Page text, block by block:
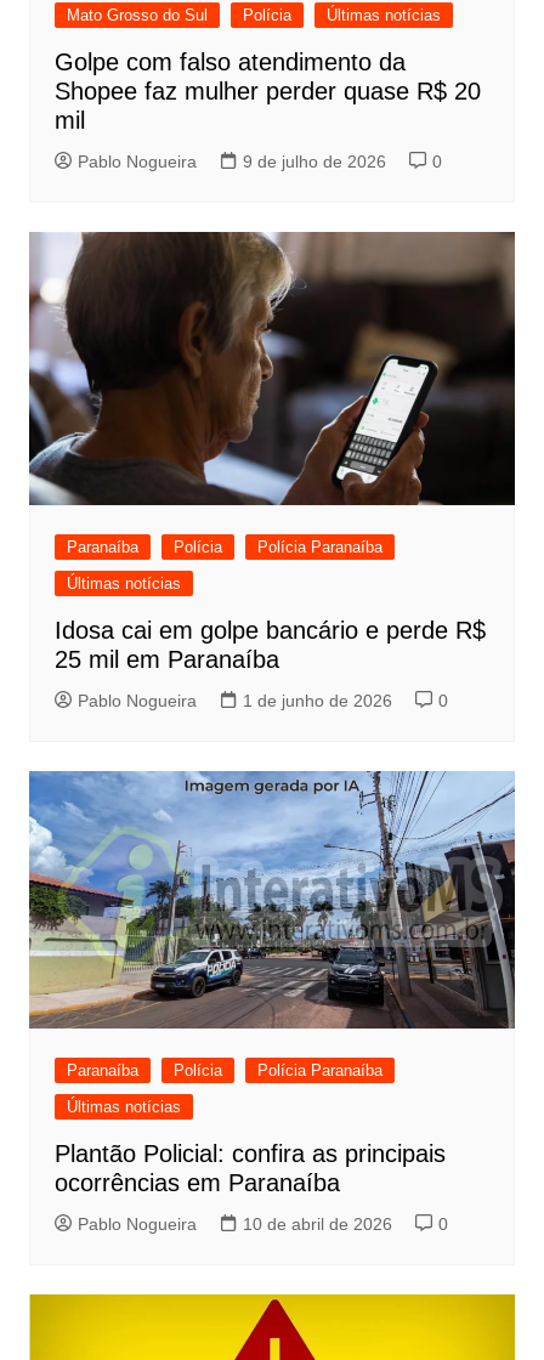
Mato Grosso do Sul Polícia Últimas notícias
Golpe com falso atendimento da
Shopee faz mulher perder quase R$ 20
mil
Pablo Nogueira 9 de julho de 2026 0
Paranaíba Polícia
Polícia Paranaíba
Últimas notícias
Idosa cai em golpe bancário e perde R$
25 mil em Paranaíba
Pablo Nogueira 1 de junho de 2026 0
Paranaíba Polícia
Polícia Paranaíba
Últimas notícias
Plantão Policial: confira as principais
ocorrências em Paranaíba
Pablo Nogueira 10 de abril de 2026 0